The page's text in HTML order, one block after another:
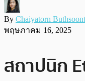
By Chaiyatorn
พฤษภาคม 16, 2025
สถาปนิก